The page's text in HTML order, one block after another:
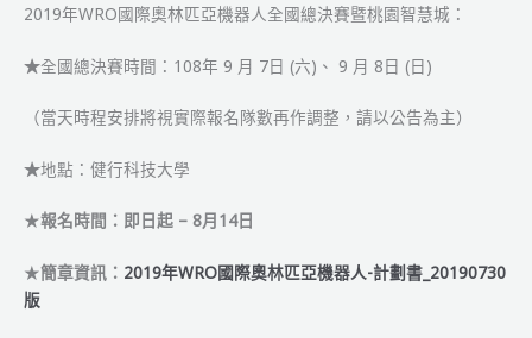
器
聯
賽
北
_
獎
名
2019年WRO國際奧林匹亞機器人全國總決賽暨桃園智慧城：
★全國總決賽時間：108年 9 月 7日 (六)、 9 月 8日 (日)
（當天時程安排將視實際報名隊數再作調整，請以公告為主）
★地點：健行科技大學
★報名時間：即日起 – 8月14日
★簡章資訊： 2019年WRO國際奧林匹亞機器人-計劃書_20190730
版